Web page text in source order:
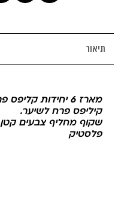
תיאור
מארז 6 יחידות קליפס פרח קטן שקוף
קיליפס פרח לשיער.
שקוף מחליף צבעים קטן
פלסטיק